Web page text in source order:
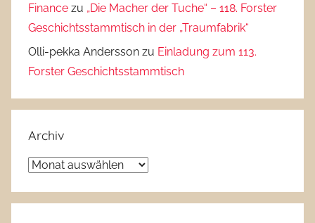
Finance zu „Die Macher der Tuche“ – 118. Forster
Geschichtsstammtisch in der „Traumfabrik“
Olli-pekka Andersson zu Einladung zum 113.
Forster Geschichtsstammtisch
Archiv
Archiv